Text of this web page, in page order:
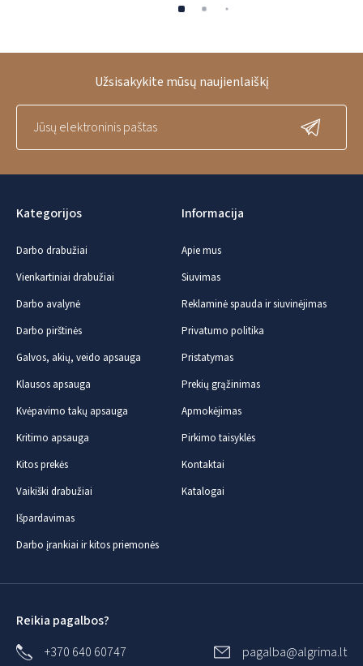
Kategorijos
Darbo drabužiai
Vienkartiniai drabužiai
Darbo avalynė
Darbo pirštinės
Galvos, akių, veido apsauga
Klausos apsauga
Kvėpavimo takų apsauga
Kritimo apsauga
Kitos prekės
Vaikiški drabužiai
Išpardavimas
Darbo įrankiai ir kitos priemonės
Informacija
Apie mus
Siuvimas
Reklaminė spauda ir siuvinėjimas
Privatumo politika
Pristatymas
Prekių grąžinimas
Apmokėjimas
Pirkimo taisyklės
Kontaktai
Katalogai
Užsisakykite mūsų naujienlaiškį
Reikia pagalbos?
+370 640 60747
pagalba@algrima.lt